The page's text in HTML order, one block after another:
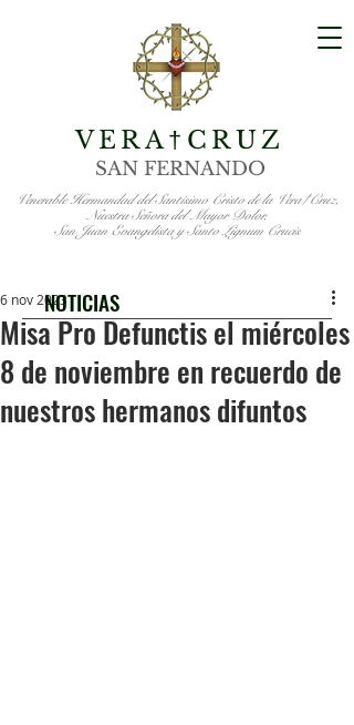
VERA† CRUZ
SAN FERNANDO
Venerable Hermandad del Santísimo Cristo de la Vera†Cruz,
Nuestra Señora del Mayor Dolor,
San Juan Evangelista y Santo Lignum Crucis
Misa Pro Defunctis el miércoles
8 de noviembre en recuerdo de
nuestros hermanos difuntos
6 nov 2023
NOTICIAS